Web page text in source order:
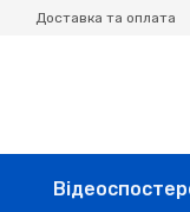
Перейти до
Доставка та оплата